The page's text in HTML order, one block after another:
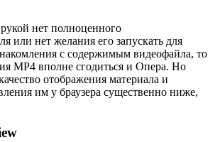
нет полноценного
или нет желания его запускать для
с содержимым видеофайла, то
MP4 вполне сгодиться и Опера. Но
отображения материала и
им у браузера существенно ниже,